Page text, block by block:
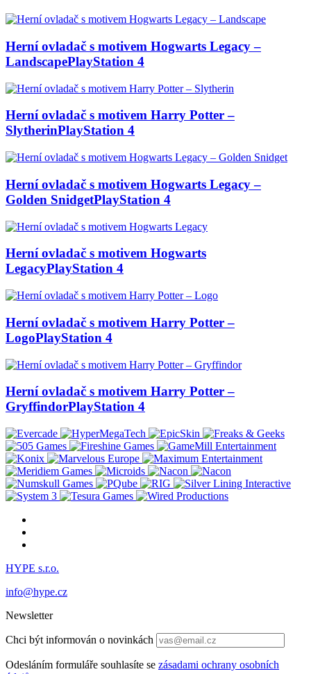
Herní ovladač s motivem Hogwarts Legacy –
LandscapePlayStation 4
Herní ovladač s motivem Harry Potter –
SlytherinPlayStation 4
Herní ovladač s motivem Hogwarts Legacy –
Golden SnidgetPlayStation 4
Herní ovladač s motivem Hogwarts
LegacyPlayStation 4
Herní ovladač s motivem Harry Potter –
LogoPlayStation 4
Herní ovladač s motivem Harry Potter –
GryffindorPlayStation 4
HYPE s.r.o.
info@hype.cz
Newsletter
Chci být informován o novinkách
Odesláním formuláře souhlasíte se zásadami ochrany osobních